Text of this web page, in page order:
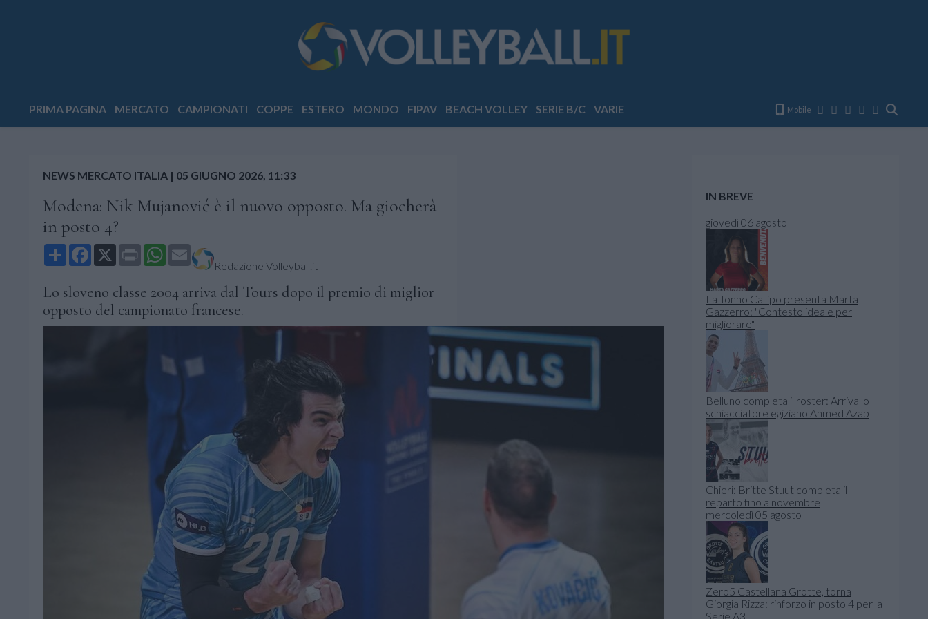
PRIMA PAGINA MERCATO CAMPIONATI COPPE ESTERO MONDO FIPAV BEACH VOLLEY SERIE B/C VARIE Mobile
NEWS MERCATO ITALIA | 05 GIUGNO 2026, 11:33
Modena: Nik Mujanović è il nuovo opposto. Ma giocherà
in posto 4?
Share Facebook
X Print WhatsApp
Email
Redazione Volleyball.it
Lo sloveno classe 2004 arriva dal Tours dopo il premio di miglior
opposto del campionato francese.
IN BREVE
giovedì 06 agosto
La Tonno Callipo presenta Marta
Gazzerro: "Contesto ideale per
migliorare"
Belluno completa il roster: Arriva lo
schiacciatore egiziano Ahmed Azab
Chieri: Britte Stuut completa il
reparto fino a novembre
mercoledì 05 agosto
Zero5 Castellana Grotte, torna
Giorgia Rizza: rinforzo in posto 4 per la
Serie A3